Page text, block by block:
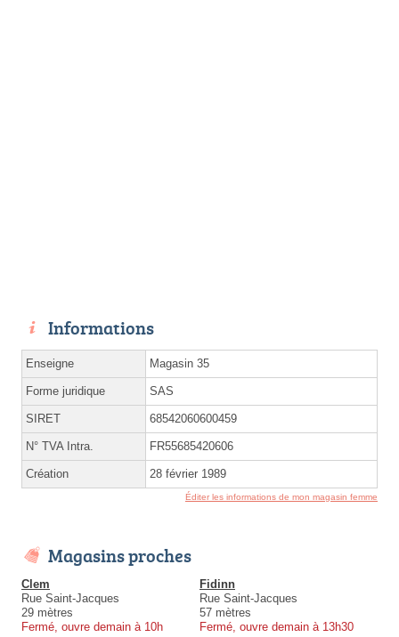
Informations
Enseigne Magasin 35
Forme juridique SAS
SIRET 68542060600459
N° TVA Intra. FR55685420606
Création 28 février 1989
Éditer les informations de mon magasin femme
Magasins proches
Clem
Rue Saint-Jacques
29 mètres
Fermé, ouvre demain à 10h
Fidinn
Rue Saint-Jacques
57 mètres
Fermé, ouvre demain à 13h30